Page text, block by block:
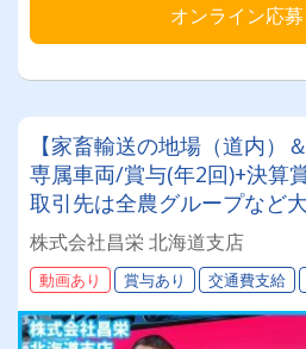
オンライン応募
【家畜輸送の地場（道内）
専属車両/賞与(年2回)+決算
取引先は全農グループなど
心の待遇です☆当社独自の
上位14位には毎月最大4万円
株式会社昌栄 北海道支店
動画あり 賞与あり 交通費支給